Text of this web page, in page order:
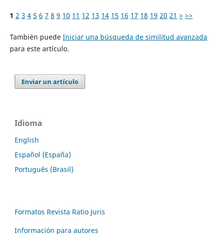
1 2 3 4 5 6 7 8 9 10 11 12 13 14 15 16 17 18 19 20 21 > >>
También puede Iniciar una búsqueda de similitud avanzada
para este artículo.
Enviar un artículo
Idioma
English
Español (España)
Português (Brasil)
Formatos Revista Ratio Juris
Información para autores